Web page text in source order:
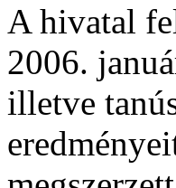
A hivatal
2006.
illetve